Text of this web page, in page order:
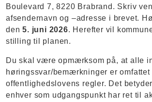
Boulevard 7, 8220 Brabrand. Skriv
afsendernavn og –adresse i brevet.
den5. juni 2026. Herefter vil
stilling til planen.
Du skal være opmærksom på, at alle
høringssvar/bemærkninger er omfattet
offentlighedslovens regler. Det
enhver som udgangspunkt har ret til